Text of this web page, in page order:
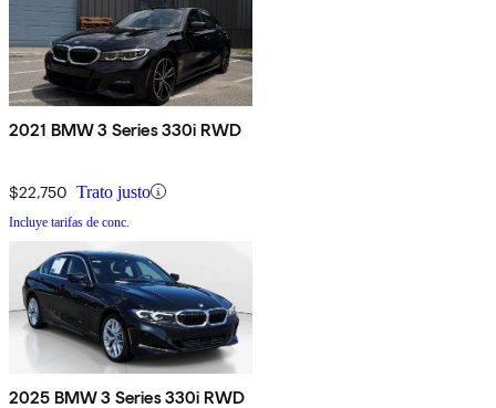
2021 BMW 3 Series 330i RWD
$22,750 Trato justo
Incluye tarifas de conc.
2025 BMW 3 Series 330i RWD